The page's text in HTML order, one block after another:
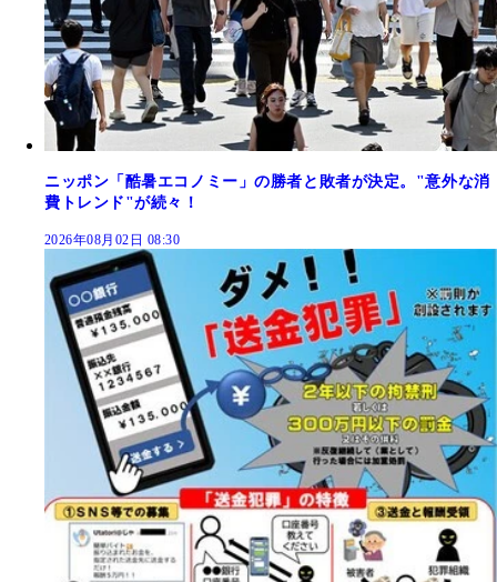
ニッポン「酷暑エコノミー」の勝者と敗者が決定。"意外な消
費トレンド"が続々！
2026年08月02日 08:30